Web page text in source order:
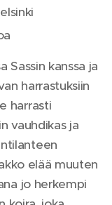
Sassin kanssa ja
harrastuksiin
harrasti
vauhdikas ja
elää muuten
jo herkempi